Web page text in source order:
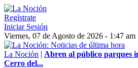
Regístrate
Iniciar Sesión
Viernes, 07 de Agosto de 2026 - 1:47 am
La Noción | Abren al público parques
Cerro del...